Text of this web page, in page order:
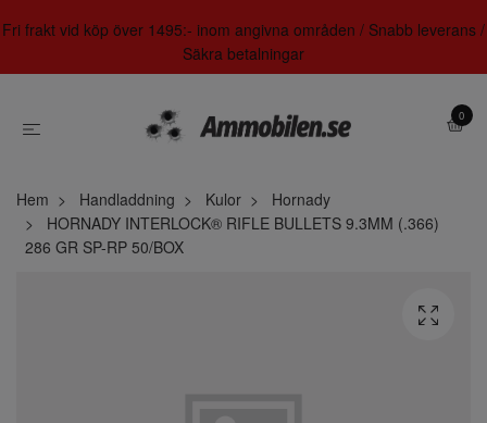
Fri frakt vid köp över 1495:- inom angivna områden / Snabb leverans /
Säkra betalningar
0
Hem Handladdning Kulor
Hornady
HORNADY INTERLOCK® RIFLE BULLETS 9.3MM (.366)
286 GR SP-RP 50/BOX